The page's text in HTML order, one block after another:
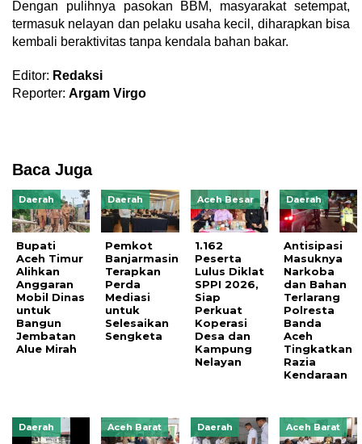
Dengan pulihnya pasokan BBM, masyarakat setempat,
termasuk nelayan dan pelaku usaha kecil, diharapkan bisa
kembali beraktivitas tanpa kendala bahan bakar.
Editor: Redaksi
Reporter: Argam Virgo
Baca Juga
Daerah
Bupati
Aceh Timur
Alihkan
Anggaran
Mobil Dinas
untuk
Bangun
Jembatan
Alue Mirah
Daerah
Pemkot
Banjarmasin
Terapkan
Perda
Mediasi
untuk
Selesaikan
Sengketa
Aceh Besar
1.162
Peserta
Lulus Diklat
SPPI 2026,
Siap
Perkuat
Koperasi
Desa dan
Kampung
Nelayan
Daerah
Antisipasi
Masuknya
Narkoba
dan Bahan
Terlarang
Polresta
Banda
Aceh
Tingkatkan
Razia
Kendaraan
Daerah Aceh Barat Daerah Aceh Barat